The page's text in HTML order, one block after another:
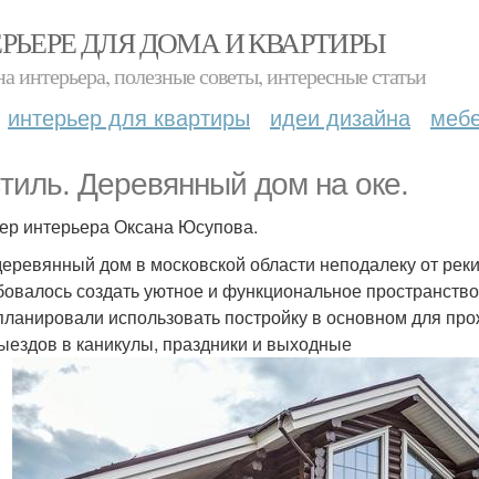
ДЛЯ ДОМА И КВАРТИРЫ
интерьера, полезные советы, интересные статьи
интерьер для квартиры идеи дизайна
Деревянный дом на оке.
интерьера Оксана Юсупова.
дом в московской области неподалеку от
создать уютное и функциональное
использовать постройку в основном для
в каникулы, праздники и выходные